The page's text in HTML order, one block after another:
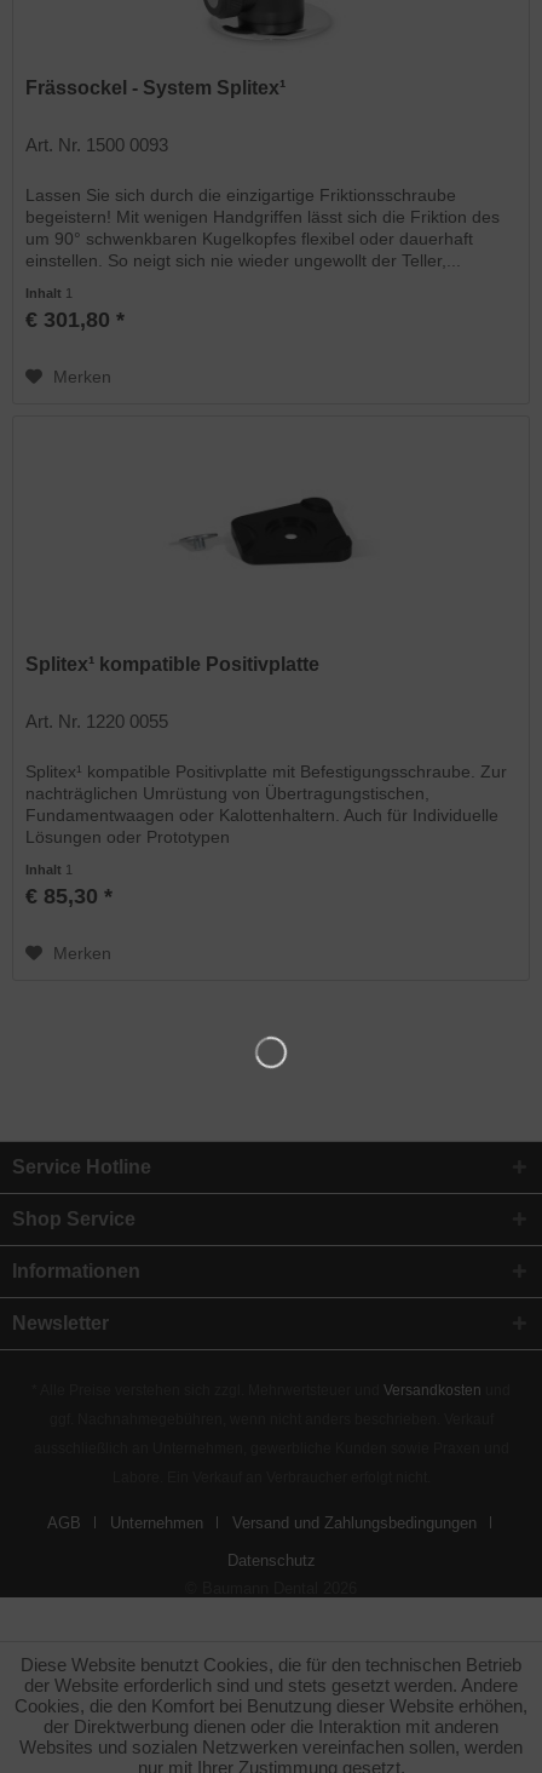
Frässockel - System Splitex¹
Art. Nr. 1500 0093
Lassen Sie sich durch die einzigartige Friktionsschraube
begeistern! Mit wenigen Handgriffen lässt sich die Friktion des
um 90° schwenkbaren Kugelkopfes flexibel oder dauerhaft
einstellen. So neigt sich nie wieder ungewollt der Teller,...
Inhalt 1
€ 301,80 *
Merken
Splitex¹ kompatible Positivplatte
Art. Nr. 1220 0055
Splitex¹ kompatible Positivplatte mit Befestigungsschraube. Zur
nachträglichen Umrüstung von Übertragungstischen,
Fundamentwaagen oder Kalottenhaltern. Auch für Individuelle
Lösungen oder Prototypen
Inhalt 1
€ 85,30 *
Merken
Service Hotline
Shop Service
Informationen
Newsletter
Versandkosten
AGB Unternehmen Versand und Zahlungsbedingungen
Datenschutz
Diese Website benutzt Cookies, die für den technischen Betrieb
der Website erforderlich sind und stets gesetzt werden. Andere
Cookies, die den Komfort bei Benutzung dieser Website erhöhen,
der Direktwerbung dienen oder die Interaktion mit anderen
Websites und sozialen Netzwerken vereinfachen sollen, werden
nur mit Ihrer Zustimmung gesetzt.